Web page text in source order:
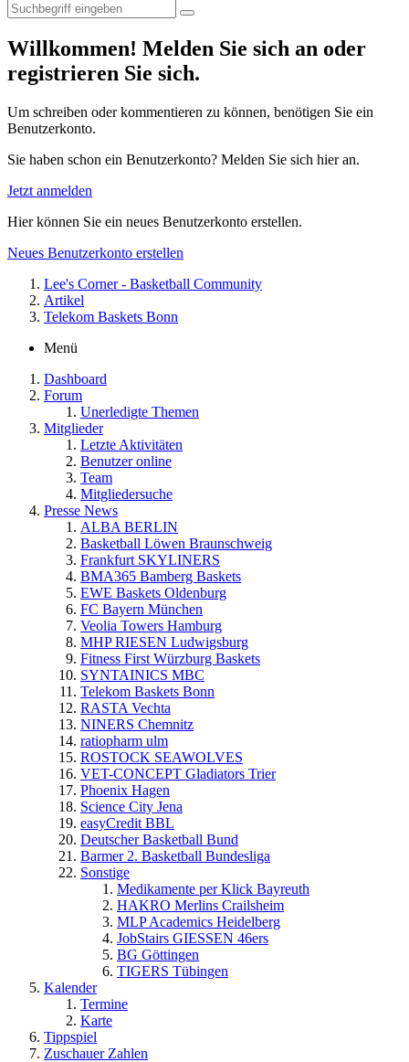
Willkommen! Melden Sie sich an oder
registrieren Sie sich.
Um schreiben oder kommentieren zu können, benötigen Sie ein
Benutzerkonto.
Sie haben schon ein Benutzerkonto? Melden Sie sich hier an.
Jetzt anmelden
Hier können Sie ein neues Benutzerkonto erstellen.
Neues Benutzerkonto erstellen
Lee's Corner - Basketball Community
Artikel
Telekom Baskets Bonn
Menü
Dashboard
Forum
Unerledigte Themen
Mitglieder
Letzte Aktivitäten
Benutzer online
Team
Mitgliedersuche
Presse News
ALBA BERLIN
Basketball Löwen Braunschweig
Frankfurt SKYLINERS
BMA365 Bamberg Baskets
EWE Baskets Oldenburg
FC Bayern München
Veolia Towers Hamburg
MHP RIESEN Ludwigsburg
Fitness First Würzburg Baskets
SYNTAINICS MBC
Telekom Baskets Bonn
RASTA Vechta
NINERS Chemnitz
ratiopharm ulm
ROSTOCK SEAWOLVES
VET-CONCEPT Gladiators Trier
Phoenix Hagen
Science City Jena
easyCredit BBL
Deutscher Basketball Bund
Barmer 2. Basketball Bundesliga
Sonstige
Medikamente per Klick Bayreuth
HAKRO Merlins Crailsheim
MLP Academics Heidelberg
JobStairs GIESSEN 46ers
BG Göttingen
TIGERS Tübingen
Kalender
Termine
Karte
Tippspiel
Zuschauer Zahlen